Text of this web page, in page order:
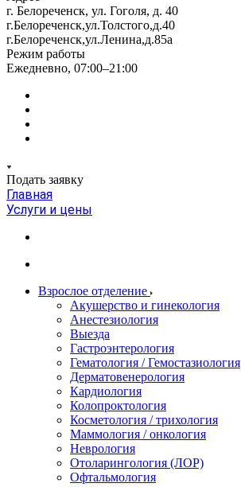
г. Белореченск, ул. Гоголя, д. 40
г.Белореченск,ул.Толстого,д.40
г.Белореченск,ул.Ленина,д.85а
Режим работы
Ежедневно, 07:00–21:00
Подать заявку
Главная
Услуги и цены
Взрослое отделение
Акушерство и гинекология
Анестезиология
Выезда
Гастроэнтерология
Гематология / Гемостазиология
Дерматовенерология
Кардиология
Колопроктология
Косметология / трихология
Маммология / онкология
Неврология
Отоларингология (ЛОР)
Офтальмология